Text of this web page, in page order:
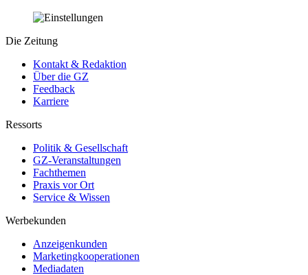
Die Zeitung
Kontakt & Redaktion
Über die GZ
Feedback
Karriere
Ressorts
Politik & Gesellschaft
GZ-Veranstaltungen
Fachthemen
Praxis vor Ort
Service & Wissen
Werbekunden
Anzeigenkunden
Marketingkooperationen
Mediadaten